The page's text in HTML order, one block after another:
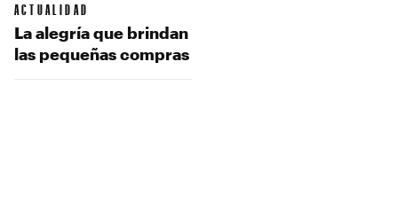
ACTUALIDAD
La alegría que brindan
las pequeñas compras